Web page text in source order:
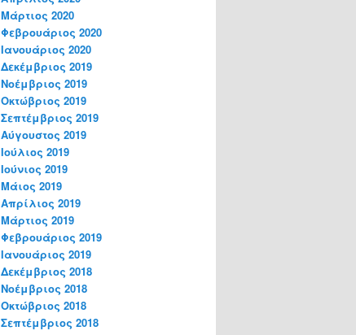
Μάρτιος 2020
Φεβρουάριος 2020
Ιανουάριος 2020
Δεκέμβριος 2019
Νοέμβριος 2019
Οκτώβριος 2019
Σεπτέμβριος 2019
Αύγουστος 2019
Ιούλιος 2019
Ιούνιος 2019
Μάιος 2019
Απρίλιος 2019
Μάρτιος 2019
Φεβρουάριος 2019
Ιανουάριος 2019
Δεκέμβριος 2018
Νοέμβριος 2018
Οκτώβριος 2018
Σεπτέμβριος 2018